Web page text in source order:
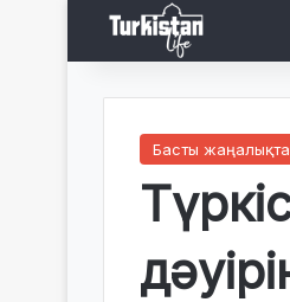
Басты